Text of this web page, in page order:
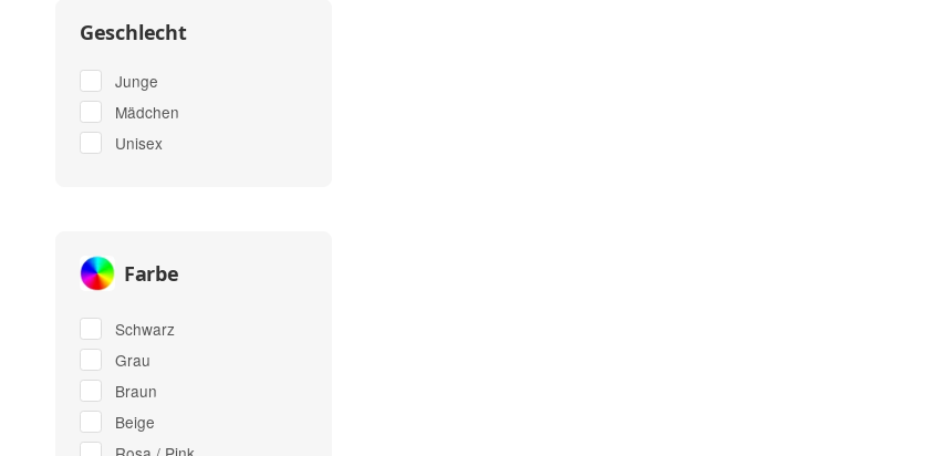
Geschlecht
Junge
Mädchen
Unisex
Farbe
Schwarz
Grau
Braun
Beige